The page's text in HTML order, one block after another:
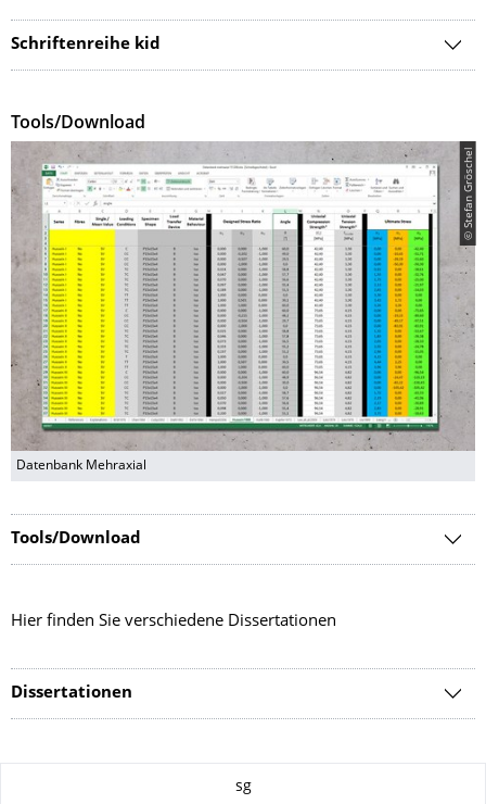
Schriftenreihe kid
Tools/Download
© Stefan Gröschel
Datenbank Mehraxial
Tools/Download
Hier finden Sie verschiedene Dissertationen
Dissertationen
sg